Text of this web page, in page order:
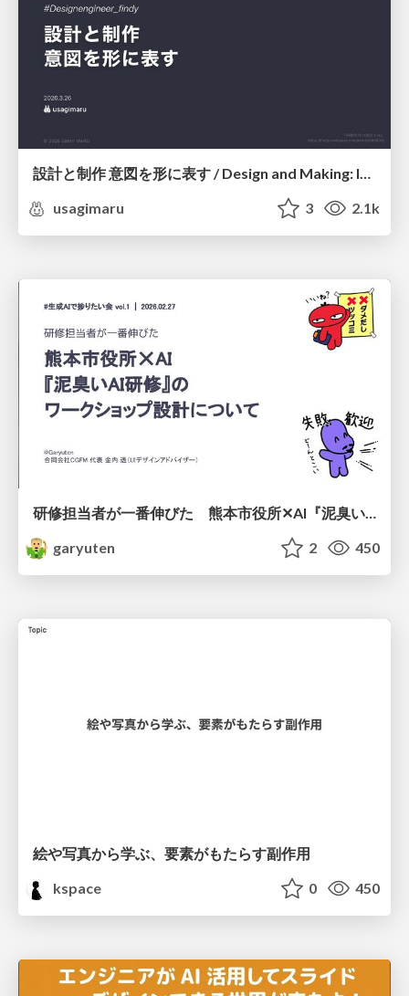
設計と制作 意図を形に表す / Design and Making: Intent Made Form
usagimaru
3 2.1k
研修担当者が一番伸びた 熊本市役所✕AI『泥臭いAI研修』のワークショップ設計について
garyuten
2 450
絵や写真から学ぶ、要素がもたらす副作用
kspace
0 450